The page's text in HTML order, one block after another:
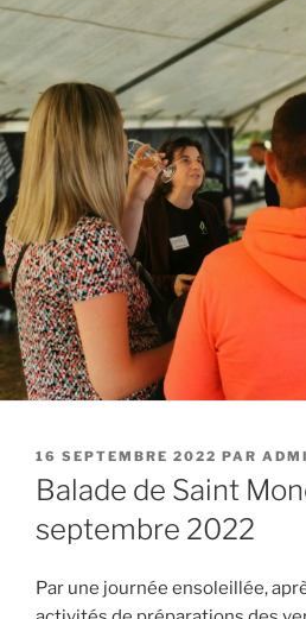
PUBLIÉ
LE
16 SEPTEMBRE 2022 PAR
Balade de Saint
septembre 2022
Par une journée ensoleillée,